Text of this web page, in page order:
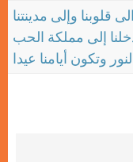
وإلى مدينتنا
إلى مملكة الحب
وتكون أيامنا عيدا